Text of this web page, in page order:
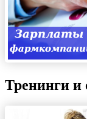
Тренинги и